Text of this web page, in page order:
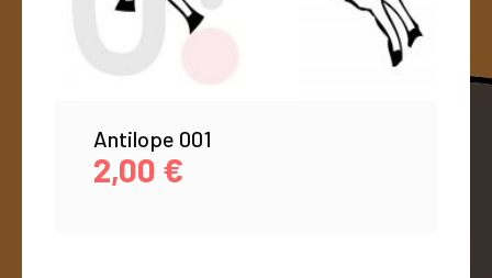
Antilope 001
2,00 €